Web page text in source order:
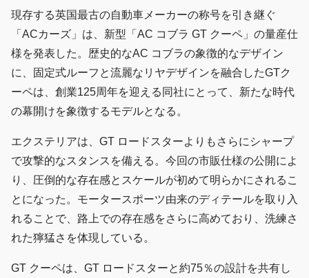
現存する英国最古の自動車メーカーの称号を引き継ぐ
「ACカーズ」は、新型「AC コブラ GT クーペ」の量産仕
様を発表した。歴史的なAC コブラの象徴的なデザイン
に、固定式ルーフと流麗なリヤデザインを融合したGTク
ーペは、創業125周年を迎える同社にとって、新たな時代
の幕開けを象徴するモデルとなる。
エクステリアは、GT ロードスターよりもさらにシャープ
で攻撃的なスタンスを備える。今回の市販仕様の公開によ
り、圧倒的な存在感とスケールが初めて明らかにされるこ
とになった。モータースポーツ由来のディテールを取り入
れることで、路上での存在感をさらに高めており、洗練さ
れた獰猛さを体現している。
GT クーペは、GT ロードスターと約75％の設計を共有し